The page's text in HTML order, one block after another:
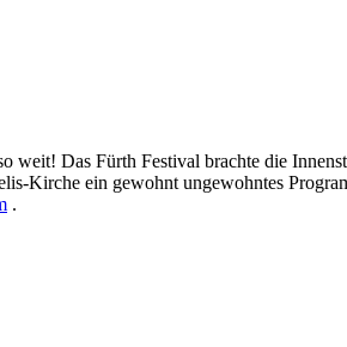
Das Fürth Festival brachte die
Kirche ein gewohnt ungewohntes
.